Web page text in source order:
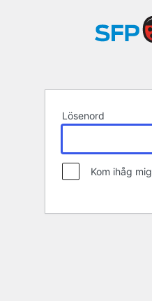
Lösenord
Kom ihåg mig